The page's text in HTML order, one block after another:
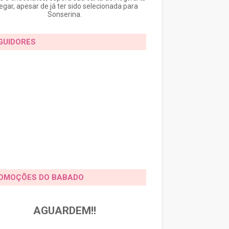
apesar de já ter sido selecionada para
Sonserina.
DO BABADO
AGUARDEM!!